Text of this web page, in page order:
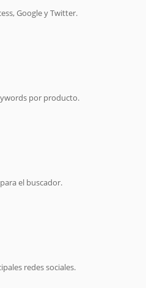
Google y Twitter.
por producto.
el buscador.
redes sociales.